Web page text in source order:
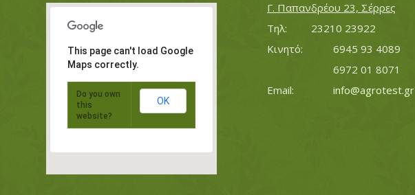
This page can't load Google
Maps correctly.
Do you own
this
website?
OK
Γ. Παπανδρέου 23, Σέρρες
Τηλ:		23210 23922
Κινητό:		6945 93 4089
			6972 01 8071
info@agrotest.gr